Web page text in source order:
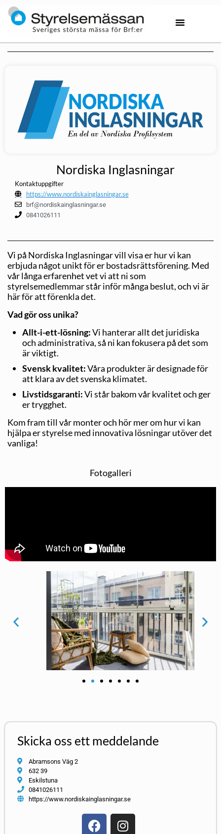
Nordiska Inglasningar
Kontaktuppgifter
https://www.nordiskainglasningar.se
brf@nordiskainglasningar.se
0841026111
Vi på Nordiska Inglasningar vill visa er hur vi kan
erbjuda något unikt för er bostadsrättsförening. Med
vår långa erfarenhet vet vi att ni som
styrelsemedlemmar står inför många beslut, och vi är
här för att förenkla det.
Vad gör oss unika?
Allt-i-ett-lösning:Vi hanterar allt det juridiska
och administrativa, så ni kan fokusera på det som
är viktigt.
Svensk kvalitet:Våra produkter är designade för
att klara av det svenska klimatet.
Livstidsgaranti:Vi står bakom vår kvalitet och ger
er trygghet.
Kom fram till vår monter och hör mer om hur vi kan
hjälpa er styrelse med innovativa lösningar utöver det
vanliga!
Fotogalleri
Skicka oss ett meddelande
Abramsons Väg 2
632 39
Eskilstuna
0841026111
https://www.nordiskainglasningar.se